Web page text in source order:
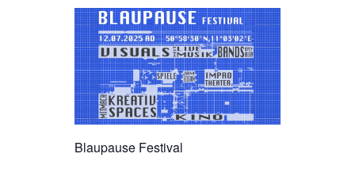
Blaupause Festival